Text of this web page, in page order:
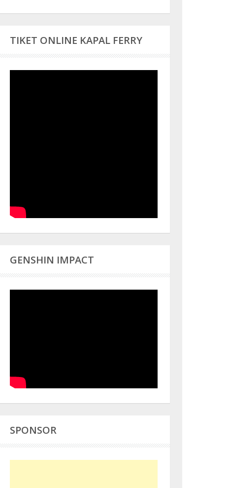
TIKET ONLINE KAPAL FERRY
GENSHIN IMPACT
SPONSOR